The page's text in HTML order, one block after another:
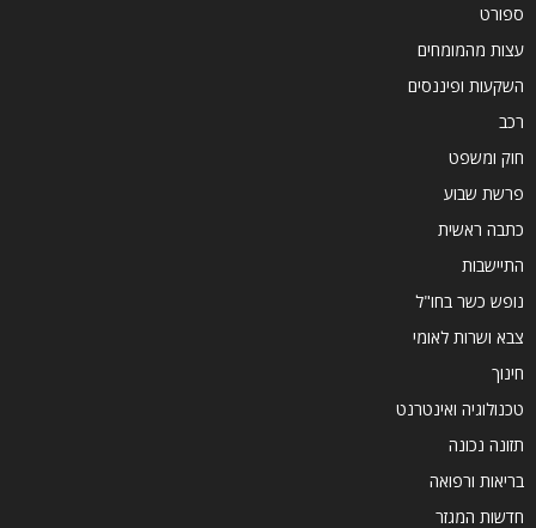
ספורט
עצות מהמומחים
השקעות ופיננסים
רכב
חוק ומשפט
פרשת שבוע
כתבה ראשית
התיישבות
נופש כשר בחו"ל
צבא ושרות לאומי
חינוך
טכנולוגיה ואינטרנט
תזונה נכונה
בריאות ורפואה
חדשות המגזר